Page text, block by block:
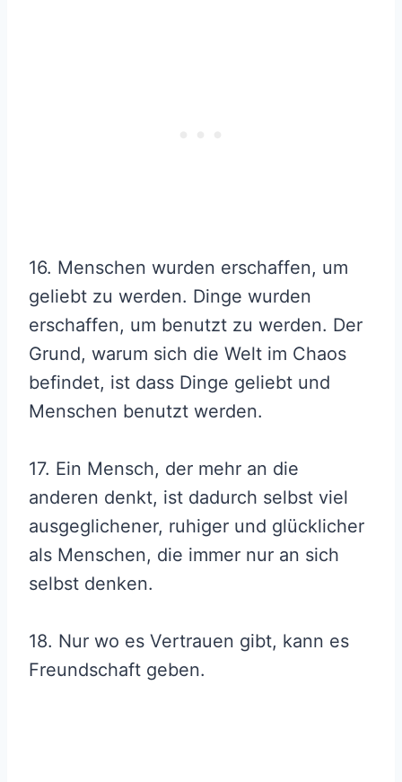
16. Menschen wurden erschaffen, um
geliebt zu werden. Dinge wurden
erschaffen, um benutzt zu werden. Der
Grund, warum sich die Welt im Chaos
befindet, ist dass Dinge geliebt und
Menschen benutzt werden.
17. Ein Mensch, der mehr an die
anderen denkt, ist dadurch selbst viel
ausgeglichener, ruhiger und glücklicher
als Menschen, die immer nur an sich
selbst denken.
18. Nur wo es Vertrauen gibt, kann es
Freundschaft geben.